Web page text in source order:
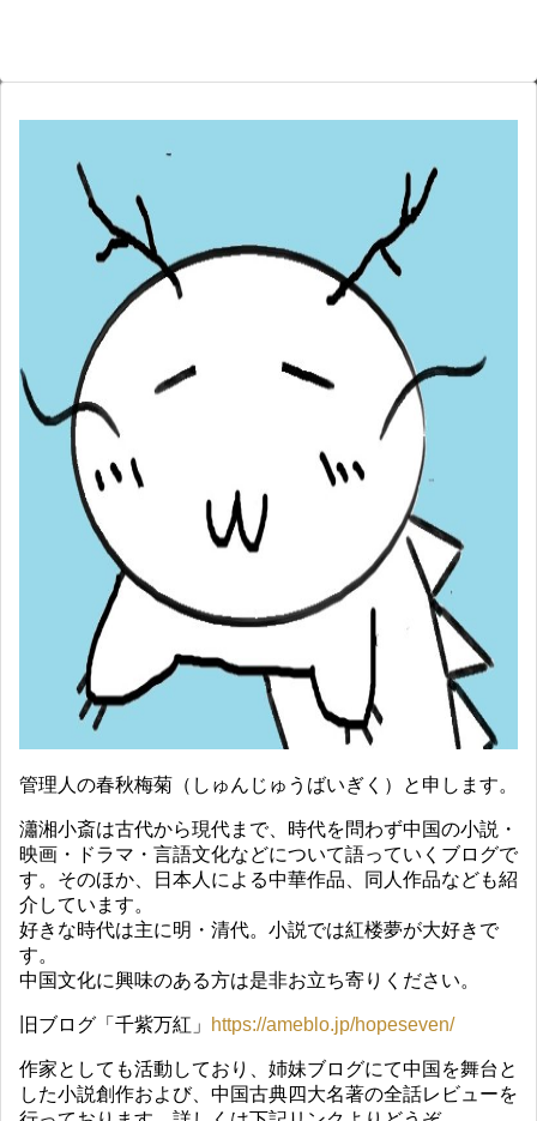
管理人の春秋梅菊（しゅんじゅうばいぎく）と申します。
瀟湘小斎は古代から現代まで、時代を問わず中国の小説・
映画・ドラマ・言語文化などについて語っていくブログで
す。そのほか、日本人による中華作品、同人作品なども紹
介しています。
好きな時代は主に明・清代。小説では紅楼夢が大好きで
す。
中国文化に興味のある方は是非お立ち寄りください。
旧ブログ「千紫万紅」 https://ameblo.jp/hopeseven/
作家としても活動しており、姉妹ブログにて中国を舞台と
した小説創作および、中国古典四大名著の全話レビューを